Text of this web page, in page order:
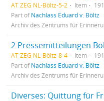
AT ZEG NL-Böltz-5-2 Item
Part ofNachlass Eduard v. Böltz
Archiv des Zentrums für
2 Pressemitteilungen
AT ZEG NL-Böltz-8-4 Item
Part ofNachlass Eduard v. Böltz
Archiv des Zentrums für